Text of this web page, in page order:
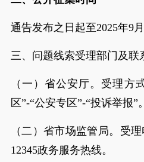
通告发布之日起至2025年9月
三、问题线索受理部门及联
（一）省公安厅。受理方
区”-“公安专区”-“投诉举报”。
（二）省市场监管局。受
12345政务服务热线。